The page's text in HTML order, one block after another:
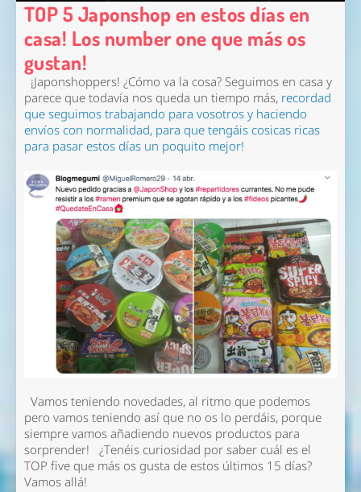
TOP 5 Japonshop en estos días en
casa! Los number one que más os
gustan!
¡Japonshoppers! ¿Cómo va la cosa? Seguimos en casa y
parece que todavía nos queda un tiempo más, recordad
que seguimos trabajando para vosotros y haciendo
envíos con normalidad, para que tengáis cosicas ricas
para pasar estos días un poquito mejor!
Vamos teniendo novedades, al ritmo que podemos
pero vamos teniendo así que no os lo perdáis, porque
siempre vamos añadiendo nuevos productos para
sorprender! ¿Tenéis curiosidad por saber cuál es el
TOP five que más os gusta de estos últimos 15 días?
Vamos allá!